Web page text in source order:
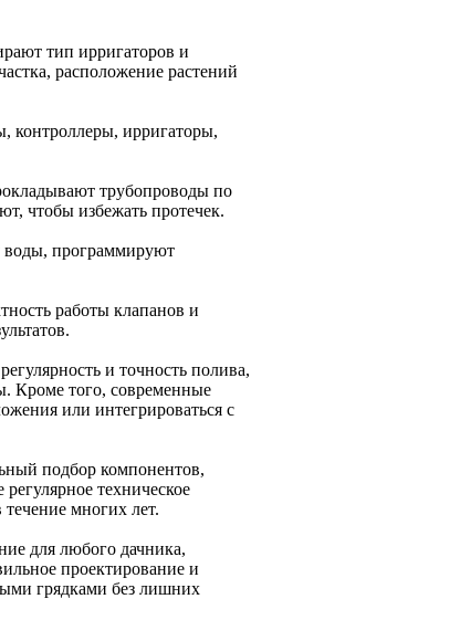
тип ирригаторов и
расположение растений
контроллеры, ирригаторы,
трубопроводы по
чтобы избежать протечек.
воды, программируют
работы клапанов и
и точность полива,
Кроме того, современные
или интегрироваться с
подбор компонентов,
техническое
многих лет.
для любого дачника,
проектирование и
грядками без лишних